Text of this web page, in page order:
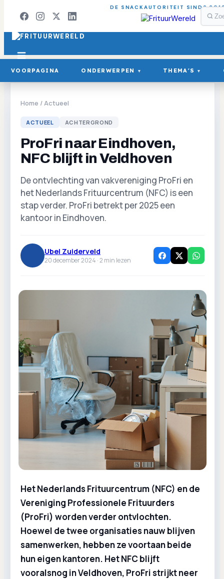
DE SNACKAUTORITEIT SINDS
VOORPAGINA ONDERWERPEN ▾ THEMA'S ▾
Home /Actueel
ACTUEEL ACHTERGROND
ProFri naar Eindhoven,
NFC blijft in Veldhoven
De ontvlechting van vakvereniging ProFri en
het Nederlands Frituurcentrum (NFC) is een
stap verder. ProFri betrekt per 2025 een
kantoor in Eindhoven.
Ubel Zuiderveld
20 december 2024 ·2 min lezen
Het Nederlands Frituurcentrum (NFC) en de
Vereniging Professionele Frituurders
(ProFri) worden verder ontvlochten.
Hoewel de twee organisaties nauw blijven
samenwerken, hebben ze voortaan beide
hun eigen kantoren. Het NFC blijft
vooralsnog in Veldhoven, ProFri strijkt neer